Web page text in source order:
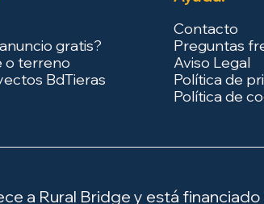
gratis?
o terreno
BdTieras
Contacto
Preguntas
Aviso Legal
Política de
Política de
a Rural Bridge y está